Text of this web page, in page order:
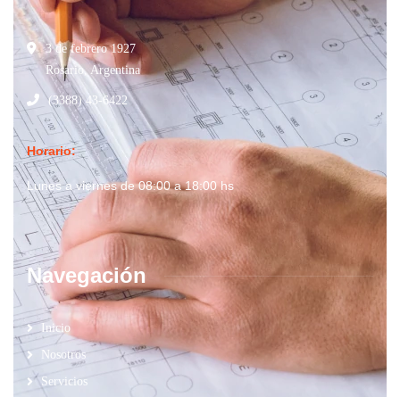
3 de febrero 1927
Rosario, Argentina
(3388) 43-6422
Horario:
Lunes a viernes de 08:00 a 18:00 hs
Navegación
Inicio
Nosotros
Servicios